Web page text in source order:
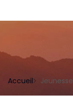
Accueil Jeunesse